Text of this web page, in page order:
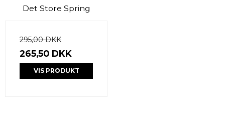
Det Store Spring
295,00 DKK
265,50 DKK
VIS PRODUKT